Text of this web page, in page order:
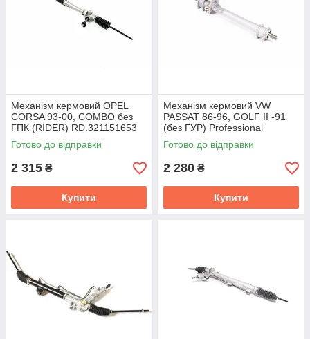
Механізм кермовий OPEL
CORSA 93-00, COMBO без
ГПК (RIDER) RD.321151653
Готово до відправки
2 315 ₴
Купити
Механізм кермовий VW
PASSAT 86-96, GOLF II -91
(без ГУР) Professional
(RIDER) RD.321100022
Готово до відправки
2 280 ₴
Купити